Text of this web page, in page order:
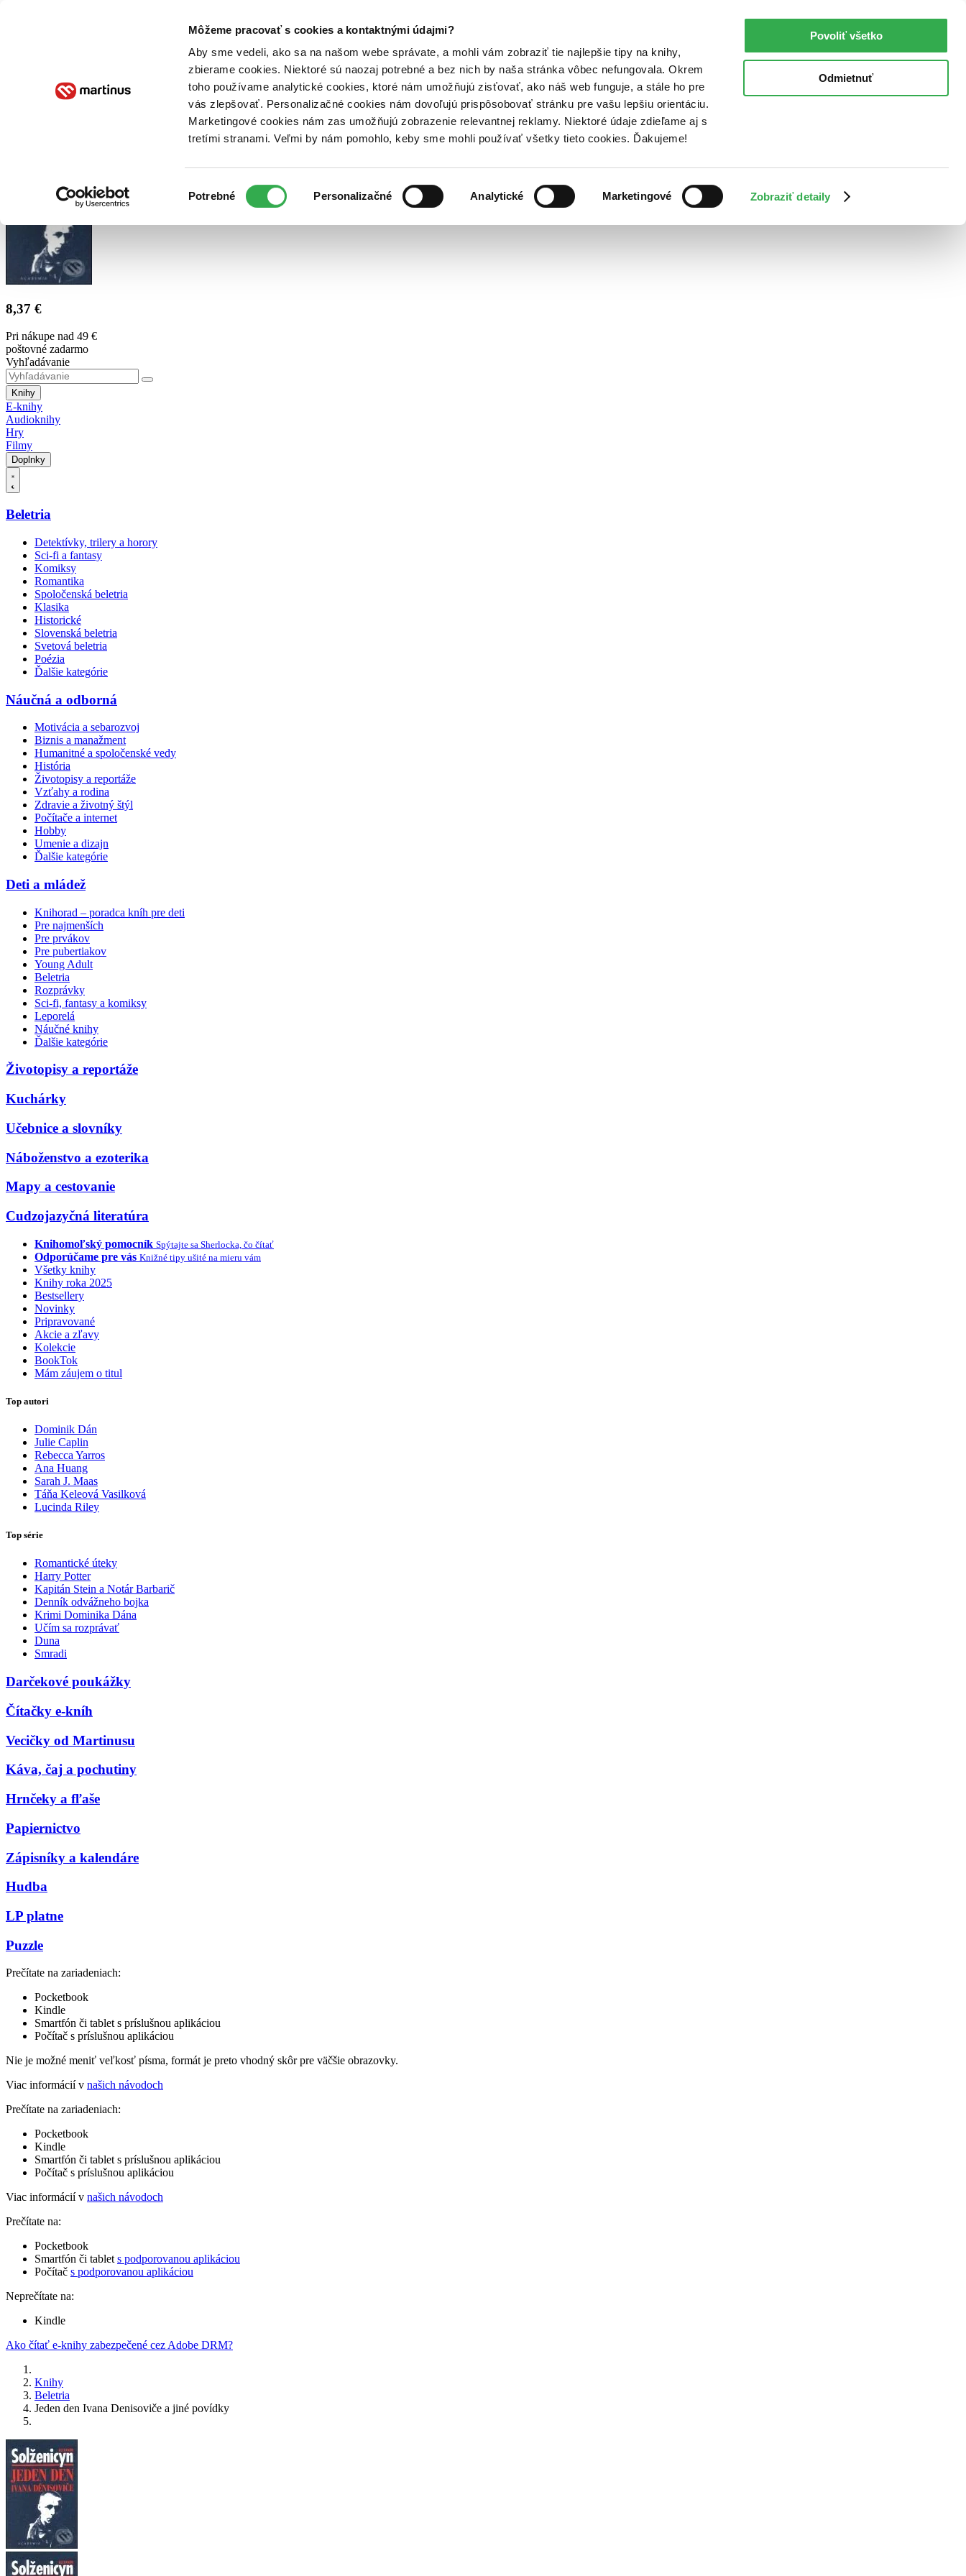
Môžeme pracovať s cookies a kontaktnými údajmi?
Aby sme vedeli, ako sa na našom webe správate, a mohli vám zobraziť tie najlepšie tipy na knihy,
zbierame cookies. Niektoré sú naozaj potrebné a bez nich by naša stránka vôbec nefungovala. Okrem
toho používame analytické cookies, ktoré nám umožňujú zisťovať, ako náš web funguje, a stále ho pre
vás zlepšovať. Personalizačné cookies nám dovoľujú prispôsobovať stránku pre vašu lepšiu orientáciu.
Marketingové cookies nám zas umožňujú zobrazenie relevantnej reklamy. Niektoré údaje zdieľame aj s
tretími stranami. Veľmi by nám pomohlo, keby sme mohli používať všetky tieto cookies. Ďakujeme!
súhlasu
Potrebné Personalizačné Analytické Marketingové Zobraziť detaily
Povoliť všetko
Odmietnuť
Poukážky Kontakt
8,37 €
Pri nákupe nad 49 €
poštovné zadarmo
Vyhľadávanie
Knihy
E-knihy
Audioknihy
Hry
Filmy
Doplnky
Beletria
Detektívky, trilery a horory
Sci-fi a fantasy
Komiksy
Romantika
Spoločenská beletria
Klasika
Historické
Slovenská beletria
Svetová beletria
Poézia
Ďalšie kategórie
Náučná a odborná
Motivácia a sebarozvoj
Biznis a manažment
Humanitné a spoločenské vedy
História
Životopisy a reportáže
Vzťahy a rodina
Zdravie a životný štýl
Počítače a internet
Hobby
Umenie a dizajn
Ďalšie kategórie
Deti a mládež
Knihorad – poradca kníh pre deti
Pre najmenších
Pre prvákov
Pre pubertiakov
Young Adult
Beletria
Rozprávky
Sci-fi, fantasy a komiksy
Leporelá
Náučné knihy
Ďalšie kategórie
Životopisy a reportáže
Kuchárky
Učebnice a slovníky
Náboženstvo a ezoterika
Mapy a cestovanie
Cudzojazyčná literatúra
Knihomoľský pomocník Spýtajte sa Sherlocka, čo čítať
Odporúčame pre vás Knižné tipy ušité na mieru vám
Všetky knihy
Knihy roka 2025
Bestsellery
Novinky
Pripravované
Akcie a zľavy
Kolekcie
BookTok
Mám záujem o titul
Top autori
Dominik Dán
Julie Caplin
Rebecca Yarros
Ana Huang
Sarah J. Maas
Táňa Keleová Vasilková
Lucinda Riley
Top série
Romantické úteky
Harry Potter
Kapitán Stein a Notár Barbarič
Denník odvážneho bojka
Krimi Dominika Dána
Učím sa rozprávať
Duna
Smradi
Darčekové poukážky
Čítačky e-kníh
Vecičky od Martinusu
Káva, čaj a pochutiny
Hrnčeky a fľaše
Papiernictvo
Zápisníky a kalendáre
Hudba
LP platne
Puzzle
Prečítate na zariadeniach:
Pocketbook
Kindle
Smartfón či tablet s príslušnou aplikáciou
Počítač s príslušnou aplikáciou
Nie je možné meniť veľkosť písma, formát je preto vhodný skôr pre väčšie obrazovky.
Viac informácií v našich návodoch
Prečítate na zariadeniach:
Pocketbook
Kindle
Smartfón či tablet s príslušnou aplikáciou
Počítač s príslušnou aplikáciou
Viac informácií v našich návodoch
Prečítate na:
Pocketbook
Smartfón či tablet s podporovanou aplikáciou
Počítač s podporovanou aplikáciou
Neprečítate na:
Kindle
Ako čítať e-knihy zabezpečené cez Adobe DRM?
Knihy
Beletria
Jeden den Ivana Denisoviče a jiné povídky